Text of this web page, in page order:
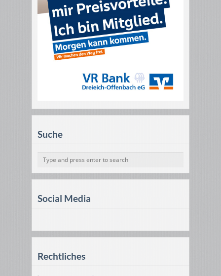
Suche
Social Media
Rechtliches